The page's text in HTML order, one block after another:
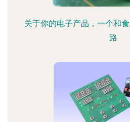
关于你的电子产品，一个和
路